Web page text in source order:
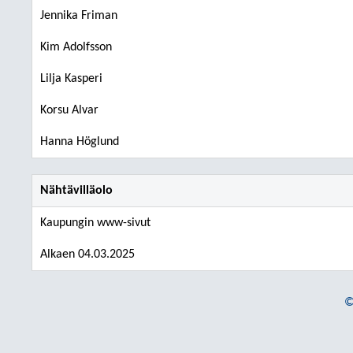
Jennika Friman
Kim Adolfsson
Lilja Kasperi
Korsu Alvar
Hanna Höglund
Nähtävilläolo
Kaupungin www-sivut
Alkaen 04.03.2025